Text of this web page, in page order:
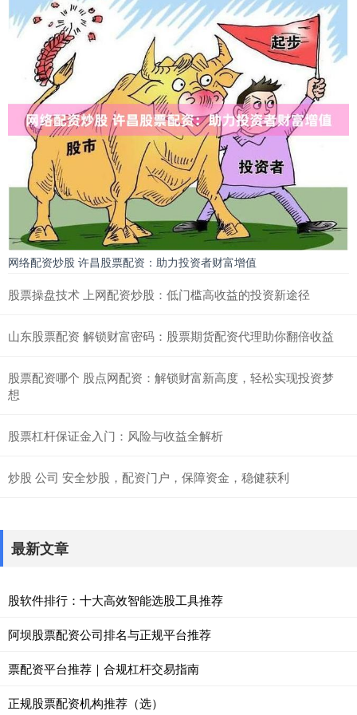
网络配资炒股 许昌股票配资：助力投资者财富增值
股票操盘技术 上网配资炒股：低门槛高收益的投资新途径
山东股票配资 解锁财富密码：股票期货配资代理助你翻倍收益
股票配资哪个 股点网配资：解锁财富新高度，轻松实现投资梦
想
股票杠杆保证金入门：风险与收益全解析
炒股 公司 安全炒股，配资门户，保障资金，稳健获利
最新文章
股软件排行：十大高效智能选股工具推荐
阿坝股票配资公司排名与正规平台推荐
票配资平台推荐｜合规杠杆交易指南
正规股票配资机构推荐（选）